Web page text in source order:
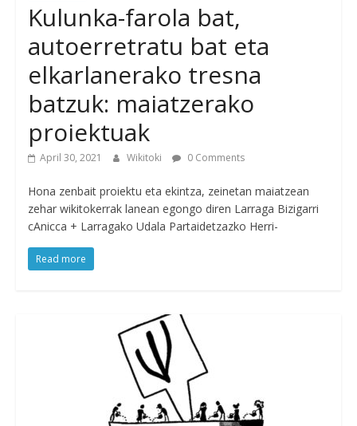
Kulunka-farola bat,
autoerretratu bat eta
elkarlanerako tresna
batzuk: maiatzerako
proiektuak
April 30, 2021 Wikitoki 0 Comments
Hona zenbait proiektu eta ekintza, zeinetan maiatzean
zehar wikitokerrak lanean egongo diren Larraga Bizigarri
cAnicca + Larragako Udala Partaidetzazko Herri-
Read more